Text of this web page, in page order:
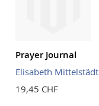
Prayer Journal
Elisabeth Mittelstädt
19,45 CHF